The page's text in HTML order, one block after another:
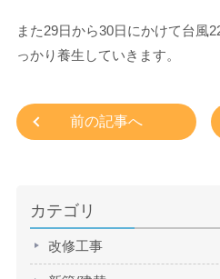
また29日から30日にかけて台風
っかり養生していきます。
前の記事へ
カテゴリ
改修工事